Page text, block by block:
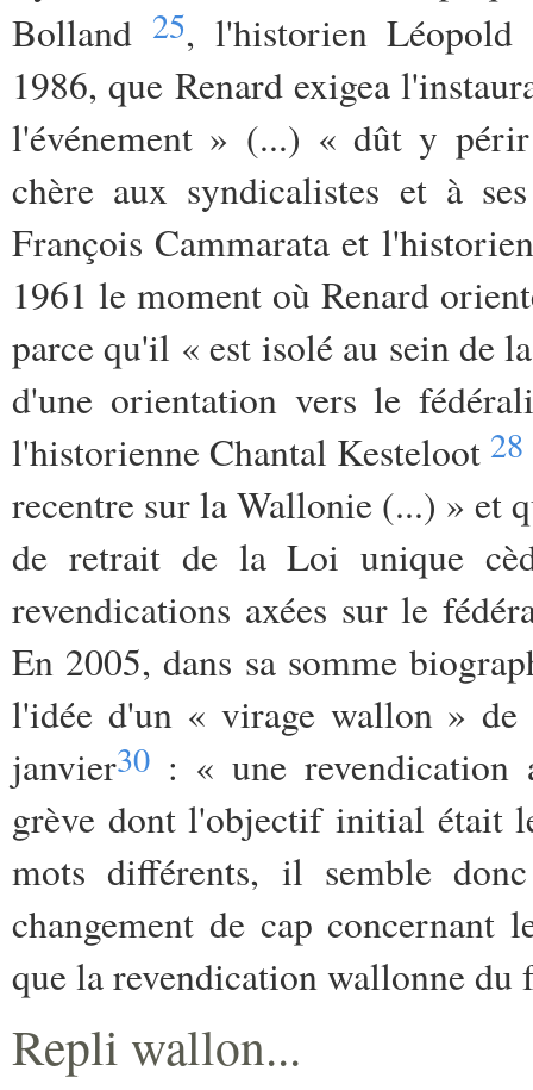
Bolland 25, l'historien Léopold
1986, que Renard exigea
l'événement » (...) « dût y périr
chère aux syndicalistes et à
François Cammarata et
1961 le moment où Renard
parce qu'il « est isolé au sein de
d'une orientation vers le
l'historienne Chantal Kesteloot 28
recentre sur la Wallonie (...) » et
de retrait de la Loi unique
revendications axées sur le
En 2005, dans sa somme
l'idée d'un « virage wallon »
janvier30 : « une revendication
grève dont l'objectif initial était
mots différents, il semble
changement de cap
que la revendication wallonne du
Repli wallon...